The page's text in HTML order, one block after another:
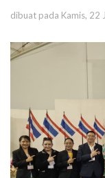
dibuat pada Kamis, 22